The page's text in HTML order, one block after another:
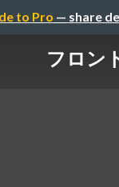
to Pro — share
フロン